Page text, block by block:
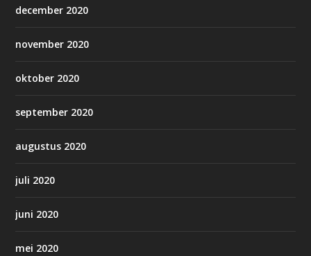
december 2020
november 2020
oktober 2020
september 2020
augustus 2020
juli 2020
juni 2020
mei 2020